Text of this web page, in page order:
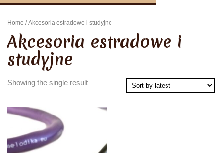
Home / Akcesoria estradowe i studyjne
Akcesoria estradowe i
studyjne
Showing the single result